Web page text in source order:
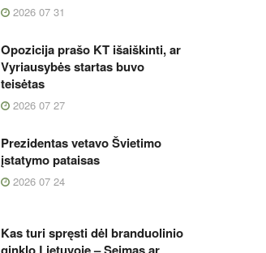
2026 07 31
Opozicija prašo KT išaiškinti, ar
Vyriausybės startas buvo
teisėtas
2026 07 27
Prezidentas vetavo Švietimo
įstatymo pataisas
2026 07 24
Kas turi spręsti dėl branduolinio